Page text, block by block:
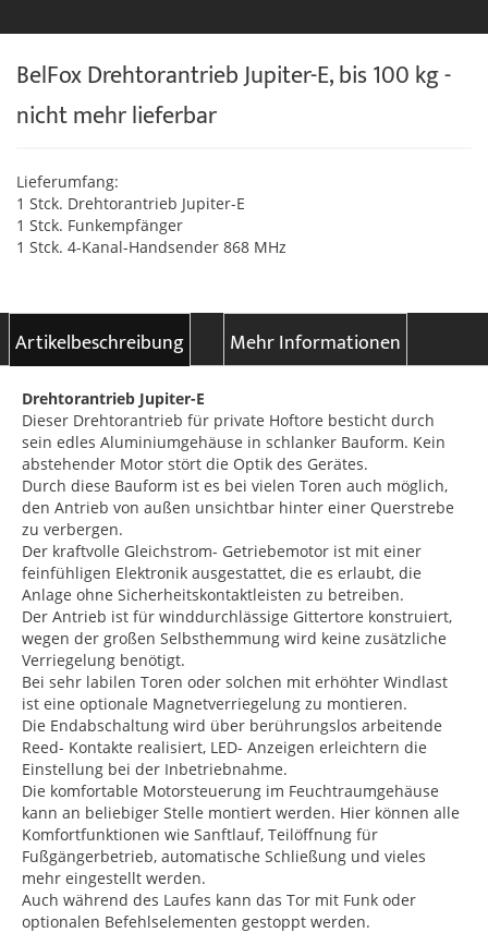
BelFox Drehtorantrieb Jupiter-E, bis 100 kg -
nicht mehr lieferbar
Lieferumfang:
1 Stck. Drehtorantrieb Jupiter-E
1 Stck. Funkempfänger
1 Stck. 4-Kanal-Handsender 868 MHz
Artikelbeschreibung Mehr Informationen
Drehtorantrieb Jupiter-E
Dieser Drehtorantrieb für private Hoftore besticht durch
sein edles Aluminiumgehäuse in schlanker Bauform. Kein
abstehender Motor stört die Optik des Gerätes.
Durch diese Bauform ist es bei vielen Toren auch möglich,
den Antrieb von außen unsichtbar hinter einer Querstrebe
zu verbergen.
Der kraftvolle Gleichstrom- Getriebemotor ist mit einer
feinfühligen Elektronik ausgestattet, die es erlaubt, die
Anlage ohne Sicherheitskontaktleisten zu betreiben.
Der Antrieb ist für winddurchlässige Gittertore konstruiert,
wegen der großen Selbsthemmung wird keine zusätzliche
Verriegelung benötigt.
Bei sehr labilen Toren oder solchen mit erhöhter Windlast
ist eine optionale Magnetverriegelung zu montieren.
Die Endabschaltung wird über berührungslos arbeitende
Reed- Kontakte realisiert, LED- Anzeigen erleichtern die
Einstellung bei der Inbetriebnahme.
Die komfortable Motorsteuerung im Feuchtraumgehäuse
kann an beliebiger Stelle montiert werden. Hier können alle
Komfortfunktionen wie Sanftlauf, Teilöffnung für
Fußgängerbetrieb, automatische Schließung und vieles
mehr eingestellt werden.
Auch während des Laufes kann das Tor mit Funk oder
optionalen Befehlselementen gestoppt werden.